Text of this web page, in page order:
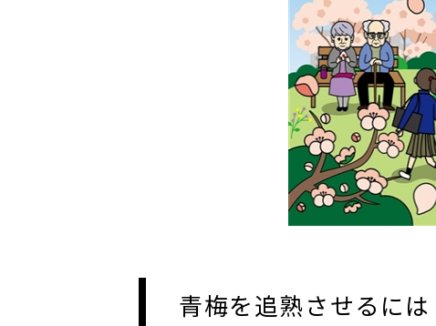
青梅を追熟させるには